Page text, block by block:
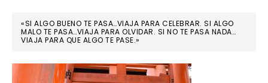
«SI ALGO BUENO TE PASA…VIAJA PARA CELEBRAR. SI ALGO
MALO TE PASA…VIAJA PARA OLVIDAR. SI NO TE PASA NADA…
VIAJA PARA QUE ALGO TE PASE.»